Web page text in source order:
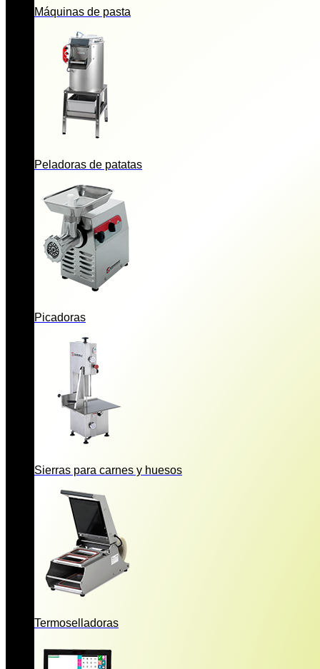
Máquinas de pasta
Peladoras de patatas
Picadoras
Sierras para carnes y huesos
Termoselladoras